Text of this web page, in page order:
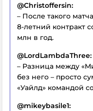
@Christoffersin:
– После такого
8-летний контракт
млн в год.
@LordLambdaThree:
– Разница между
без него – просто
«Уайлд» командой
@mikeybasile1: